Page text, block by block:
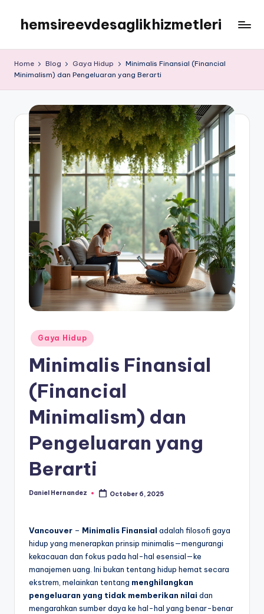
content
hemsireevdesaglikhizmetleri
Home Blog Gaya Hidup
Minimalis Finansial (Financial
Minimalism) dan Pengeluaran yang Berarti
Posted
in
Gaya Hidup
Minimalis Finansial
(Financial
Minimalism) dan
Pengeluaran yang
Berarti
Posted
Daniel Hernandez October 6, 2025
Vancouver – Minimalis Finansial adalah filosofi gaya
hidup yang menerapkan prinsip minimalis—mengurangi
kekacauan dan fokus pada hal-hal esensial—ke
manajemen uang. Ini bukan tentang hidup hemat secara
ekstrem, melainkan tentang menghilangkan
pengeluaran yang tidak memberikan nilai dan
mengarahkan sumber daya ke hal-hal yang benar-benar